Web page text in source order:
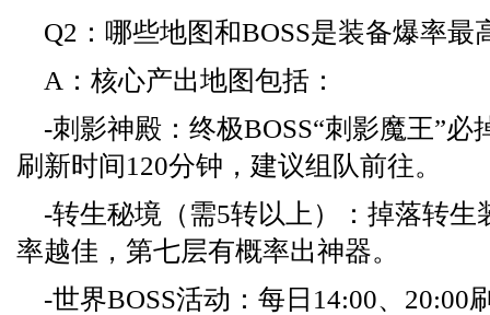
Q2：哪些地图和BOSS是装备爆率最
A：核心产出地图包括：
-刺影神殿：终极BOSS“刺影魔王”必
刷新时间120分钟，建议组队前往。
-转生秘境（需5转以上）：掉落转生
率越佳，第七层有概率出神器。
-世界BOSS活动：每日14:00、20:00